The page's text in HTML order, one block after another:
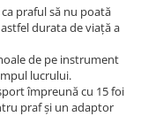
praful să nu poată
durata de viață a
de pe instrument
lucrului.
împreună cu 15 foi
praf şi un adaptor